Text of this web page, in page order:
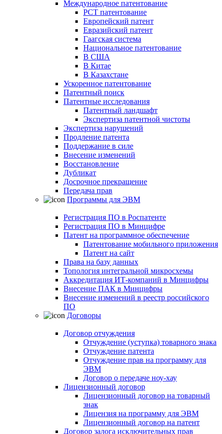
Международное патентование
PCT патентование
Европейский патент
Евразийский патент
Гаагская система
Национальное патентование
В США
В Китае
В Казахстане
Ускоренное патентование
Патентный поиск
Патентные исследования
Патентный ландшафт
Экспертиза патентной чистоты
Экспертиза нарушений
Продление патента
Поддержание в силе
Внесение изменений
Восстановление
Дубликат
Досрочное прекращение
Передача прав
Программы для ЭВМ
Регистрация ПО в Роспатенте
Регистрация ПО в Минцифре
Патент на программное обеспечение
Патентование мобильного приложения
Патент на сайт
Права на базу данных
Топология интегральной микросхемы
Аккредитация ИТ-компаний в Минцифры
Внесение ПАК в Минцифры
Внесение изменений в реестр российского
ПО
Договоры
Договор отчуждения
Отчуждение (уступка) товарного знака
Отчуждение патента
Отчуждение прав на программу для
ЭВМ
Договор о передаче ноу-хау
Лицензионный договор
Лицензионный договор на товарный
знак
Лицензия на программу для ЭВМ
Лицензионный договор на патент
Договор залога исключительных прав